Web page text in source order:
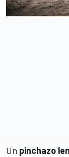
Un pinchazo